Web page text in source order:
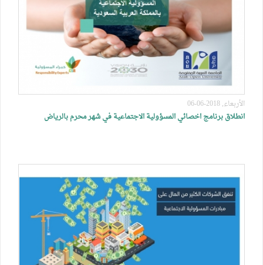
الأربعاء, 2018-06-06
انطلاق برنامج اخصائي المسؤولية الاجتماعية في شهر محرم بالرياض